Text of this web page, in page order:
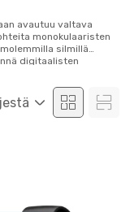
avautuu valtava
monokulaaristen
silmillä
digitaalisten
tai
tarjoavat
kun tallennat